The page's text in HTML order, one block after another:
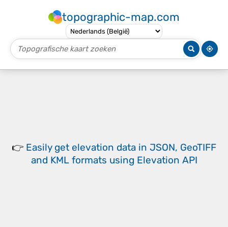
topographic-map.com
👉 Easily get elevation data in JSON, GeoTIFF
and KML formats using Elevation API